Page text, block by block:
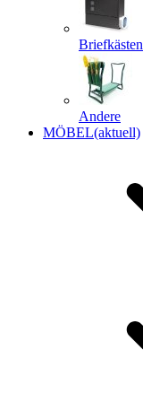
Briefkästen
Andere
MÖBEL(aktuell)